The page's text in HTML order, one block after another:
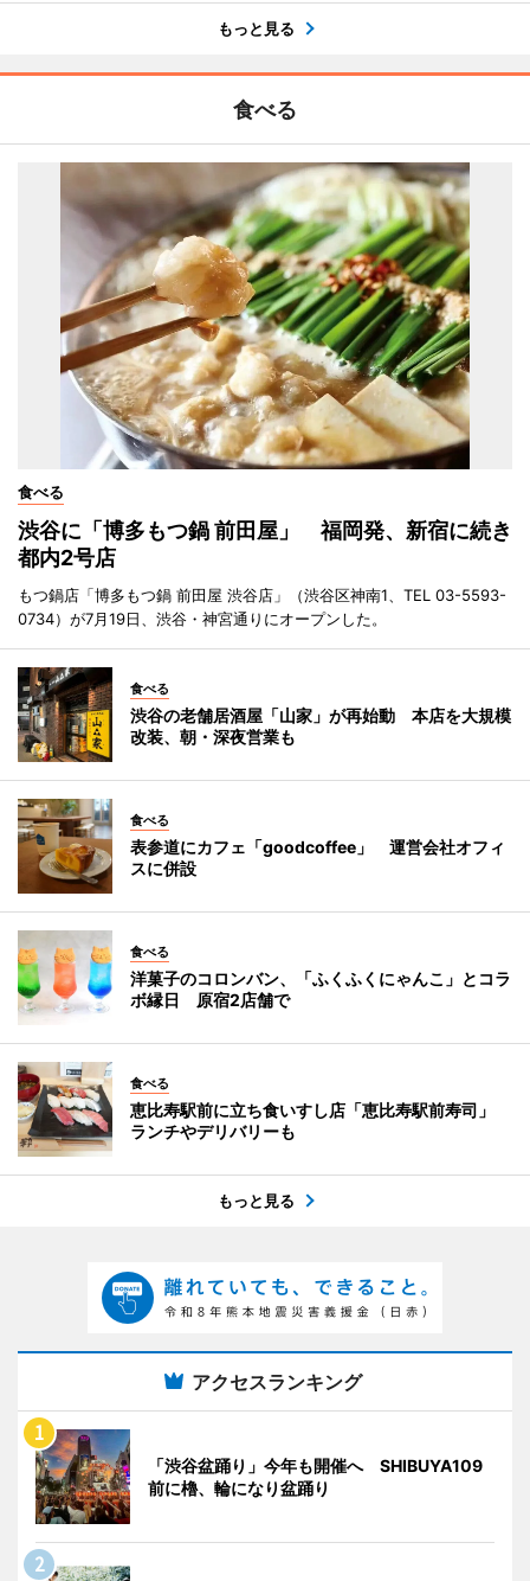
もっと見る
食べる
食べる
渋谷に「博多もつ鍋 前田屋」 福岡発、新宿に続き
都内2号店
もつ鍋店「博多もつ鍋 前田屋 渋谷店」（渋谷区神南1、TEL 03-5593-
0734）が7月19日、渋谷・神宮通りにオープンした。
食べる
渋谷の老舗居酒屋「山家」が再始動 本店を大規模
改装、朝・深夜営業も
食べる
表参道にカフェ「goodcoffee」 運営会社オフィ
スに併設
食べる
洋菓子のコロンバン、「ふくふくにゃんこ」とコラ
ボ縁日 原宿2店舗で
食べる
恵比寿駅前に立ち食いすし店「恵比寿駅前寿司」
ランチやデリバリーも
もっと見る
アクセスランキング
「渋谷盆踊り」今年も開催へ SHIBUYA109
前に櫓、輪になり盆踊り